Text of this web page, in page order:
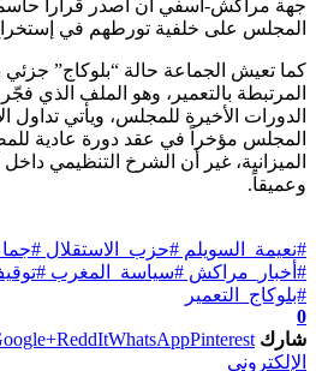
المجلس على خلفية تورطهم في
كما تعيش الجماعة حالة “بلوكاج”
المرتبطة بالتعمير، وهو الملف الذي
الدورات الأخيرة للمجلس، ويأتي تداول
المجلس مؤخراً في عقد دورة عادية
الميزانية، غير أن الشرخ التنظيمي
وعميقاً.
#نعيمة_السويلم #حزب_الاستقلال
#أخبار_مراكش #سياسة_المغرب
#بلوكاج_التعمير
0
شارك
ReddItWhatsAppPinterest
الإلكتروني